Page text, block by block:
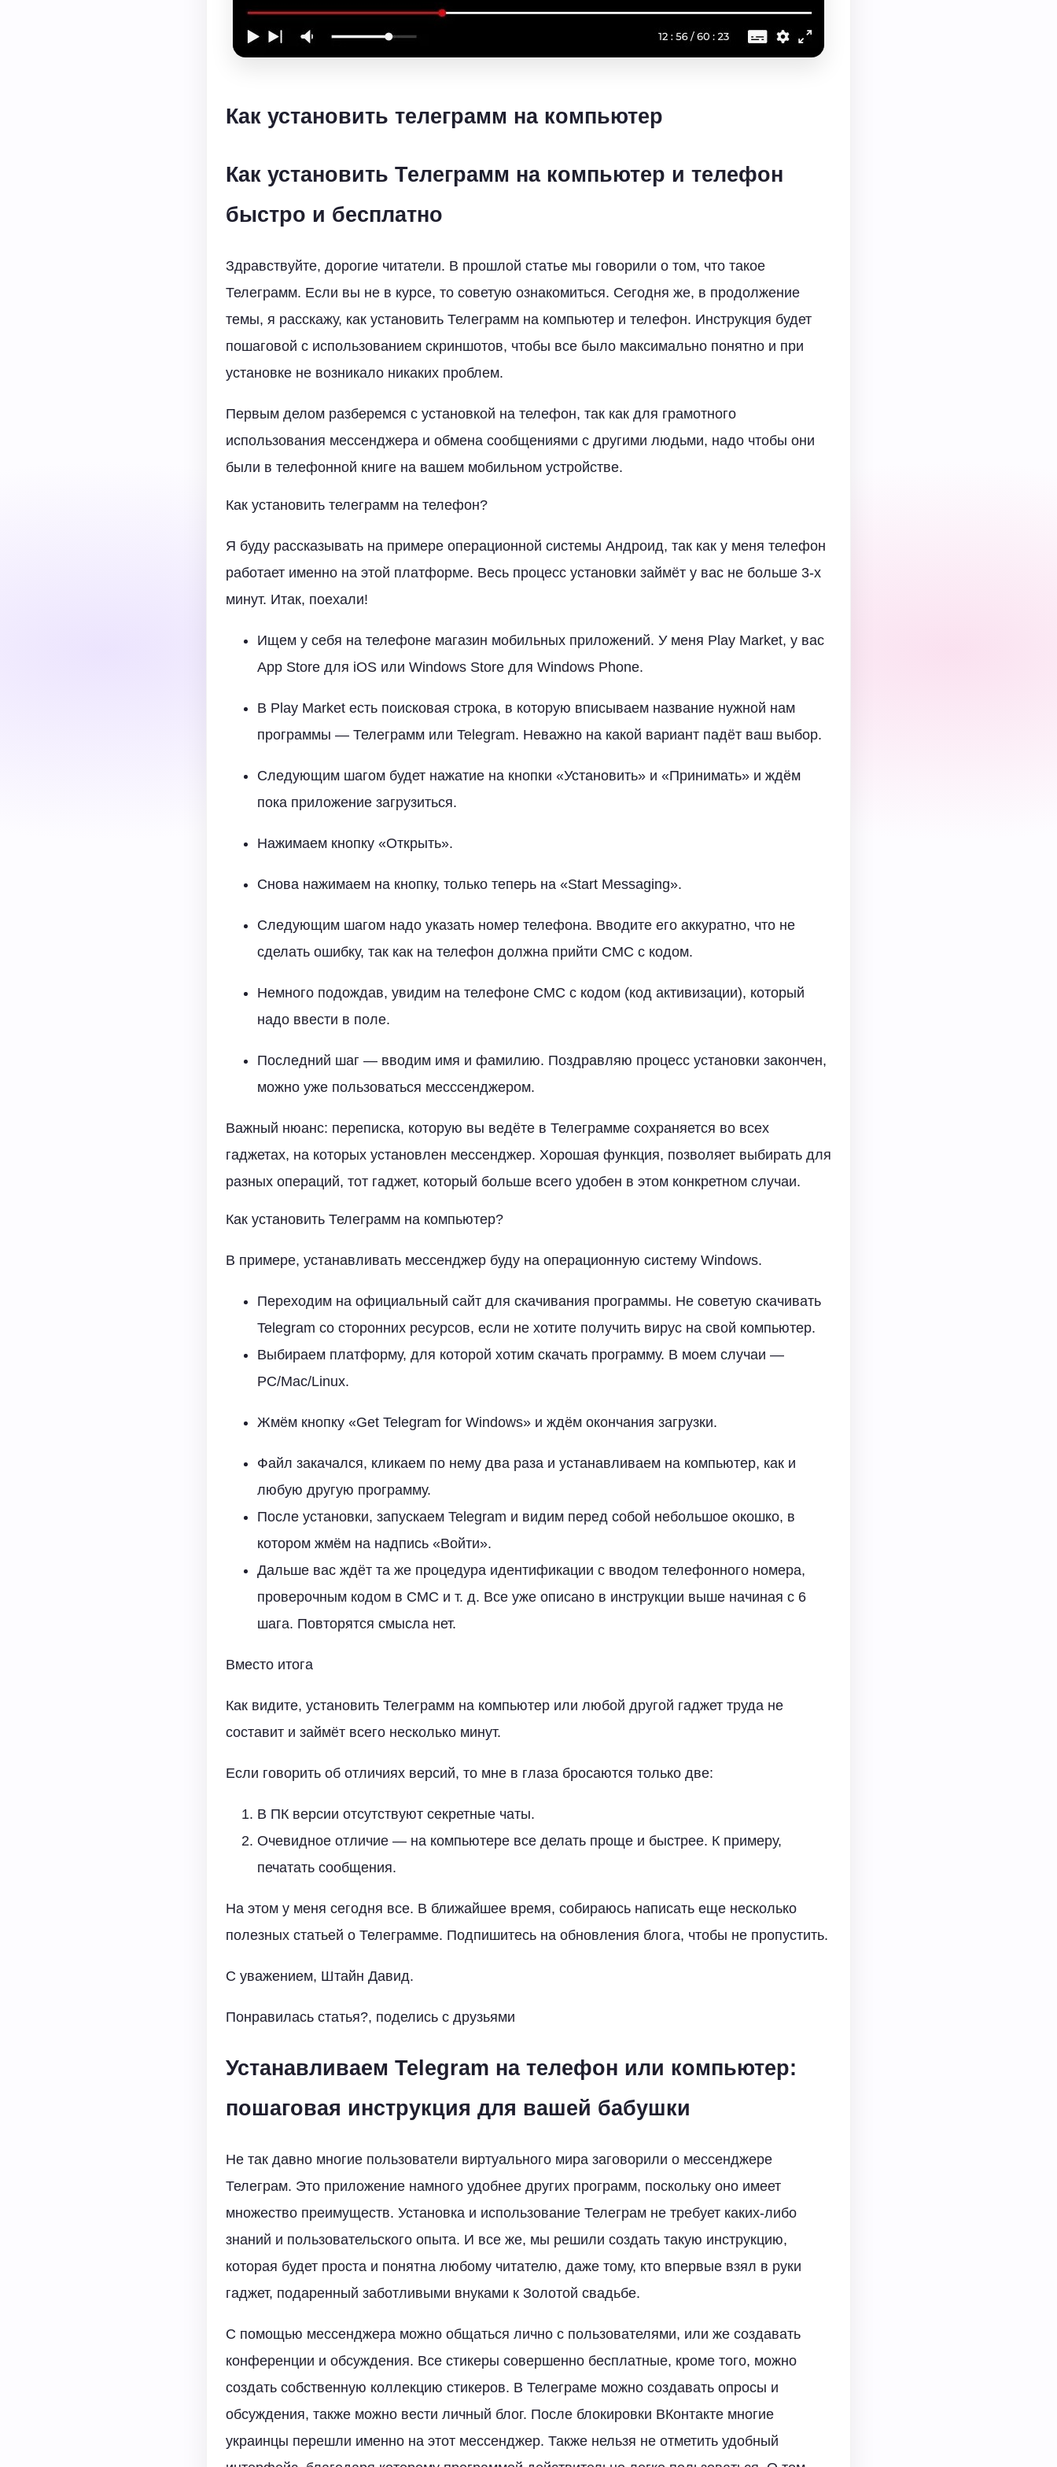
Как установить телеграмм на компьютер
Как установить Телеграмм на компьютер и телефон
быстро и бесплатно
Здравствуйте, дорогие читатели. В прошлой статье мы говорили о том, что такое
Телеграмм. Если вы не в курсе, то советую ознакомиться. Сегодня же, в продолжение
темы, я расскажу, как установить Телеграмм на компьютер и телефон. Инструкция будет
пошаговой с использованием скриншотов, чтобы все было максимально понятно и при
установке не возникало никаких проблем.
Первым делом разберемся с установкой на телефон, так как для грамотного
использования мессенджера и обмена сообщениями с другими людьми, надо чтобы они
были в телефонной книге на вашем мобильном устройстве.
Как установить телеграмм на телефон?
Я буду рассказывать на примере операционной системы Андроид, так как у меня телефон
работает именно на этой платформе. Весь процесс установки займёт у вас не больше 3-х
минут. Итак, поехали!
Ищем у себя на телефоне магазин мобильных приложений. У меня Play Market, у вас
App Store для iOS или Windows Store для Windows Phone.
В Play Market есть поисковая строка, в которую вписываем название нужной нам
программы — Телеграмм или Telegram. Неважно на какой вариант падёт ваш выбор.
Следующим шагом будет нажатие на кнопки «Установить» и «Принимать» и ждём
пока приложение загрузиться.
Нажимаем кнопку «Открыть».
Снова нажимаем на кнопку, только теперь на «Start Messaging».
Следующим шагом надо указать номер телефона. Вводите его аккуратно, что не
сделать ошибку, так как на телефон должна прийти СМС с кодом.
Немного подождав, увидим на телефоне СМС с кодом (код активизации), который
надо ввести в поле.
Последний шаг — вводим имя и фамилию. Поздравляю процесс установки закончен,
можно уже пользоваться месссенджером.
Важный нюанс: переписка, которую вы ведёте в Телеграмме сохраняется во всех
гаджетах, на которых установлен мессенджер. Хорошая функция, позволяет выбирать для
разных операций, тот гаджет, который больше всего удобен в этом конкретном случаи.
Как установить Телеграмм на компьютер?
В примере, устанавливать мессенджер буду на операционную систему Windows.
Переходим на официальный сайт для скачивания программы. Не советую скачивать
Telegram со сторонних ресурсов, если не хотите получить вирус на свой компьютер.
Выбираем платформу, для которой хотим скачать программу. В моем случаи —
PC/Mac/Linux.
Жмём кнопку «Get Telegram for Windows» и ждём окончания загрузки.
Файл закачался, кликаем по нему два раза и устанавливаем на компьютер, как и
любую другую программу.
После установки, запускаем Telegram и видим перед собой небольшое окошко, в
котором жмём на надпись «Войти».
Дальше вас ждёт та же процедура идентификации с вводом телефонного номера,
проверочным кодом в СМС и т. д. Все уже описано в инструкции выше начиная с 6
шага. Повторятся смысла нет.
Вместо итога
Как видите, установить Телеграмм на компьютер или любой другой гаджет труда не
составит и займёт всего несколько минут.
Если говорить об отличиях версий, то мне в глаза бросаются только две:
В ПК версии отсутствуют секретные чаты.
Очевидное отличие — на компьютере все делать проще и быстрее. К примеру,
печатать сообщения.
На этом у меня сегодня все. В ближайшее время, собираюсь написать еще несколько
полезных статьей о Телеграмме. Подпишитесь на обновления блога, чтобы не пропустить.
С уважением, Штайн Давид.
Понравилась статья?, поделись с друзьями
Устанавливаем Telegram на телефон или компьютер:
пошаговая инструкция для вашей бабушки
Не так давно многие пользователи виртуального мира заговорили о мессенджере
Телеграм. Это приложение намного удобнее других программ, поскольку оно имеет
множество преимуществ. Установка и использование Телеграм не требует каких-либо
знаний и пользовательского опыта. И все же, мы решили создать такую инструкцию,
которая будет проста и понятна любому читателю, даже тому, кто впервые взял в руки
гаджет, подаренный заботливыми внуками к Золотой свадьбе.
С помощью мессенджера можно общаться лично с пользователями, или же создавать
конференции и обсуждения. Все стикеры совершенно бесплатные, кроме того, можно
создать собственную коллекцию стикеров. В Телеграме можно создавать опросы и
обсуждения, также можно вести личный блог. После блокировки ВКонтакте многие
украинцы перешли именно на этот мессенджер. Также нельзя не отметить удобный